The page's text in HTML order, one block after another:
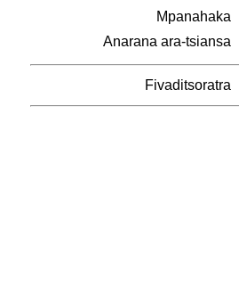
Mpanahaka
Anarana ara-tsiansa
Fivaditsoratra